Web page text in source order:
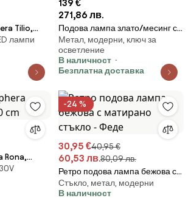
Tilio,
лампи
139 €
271,86 лв.
Подова лампа злато/месинг с
розов кадифен абажур 40/40
см - Parte
Метал, модерни, ключ за
осветление
В наличност
Безплатна доставка
Rona,
-24 %
30,95 €40,95 €
60,53 лв.80,09 лв.
Ретро подова лампа бежова с
матирано стъкло - Феде
Стъкло, метал, модерни
В наличност